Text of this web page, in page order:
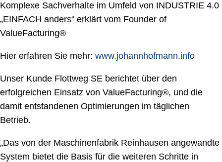
OLTC形式
Komplexe Sachverhalte im Umfeld von INDUSTRIE 4.0
„EINFACH anders“ erklärt vom Founder of
ValueFacturing®
Hier erfahren Sie mehr: www.johannhofmann.info
Unser Kunde Flottweg SE berichtet über den
erfolgreichen Einsatz von ValueFacturing®, und die
damit entstandenen Optimierungen im täglichen
Betrieb.
„Das von der Maschinenfabrik Reinhausen angewandte
System bietet die Basis für die weiteren Schritte in